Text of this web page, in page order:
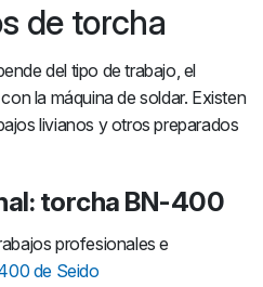
de torcha
del tipo de trabajo, el
la máquina de soldar. Existen
livianos y otros preparados
torcha BN-400
profesionales e
de Seido